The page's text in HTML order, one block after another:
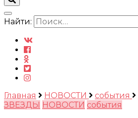
Найти:
Главная НОВОСТИ события
ЗВЕЗДЫ НОВОСТИ события